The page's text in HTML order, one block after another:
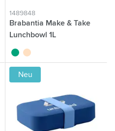
1489848
Brabantia Make & Take
Lunchbowl 1L
vert jade
beige
Neu